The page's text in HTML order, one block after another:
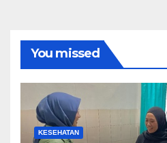
You missed
KESEHATAN